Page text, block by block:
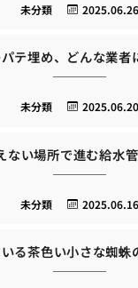
2025.06.26
未分類
テ埋め、どんな業者
2025.06.20
未分類
ない場所で進む給水
2025.06.16
未分類
る茶色い小さな蜘蛛